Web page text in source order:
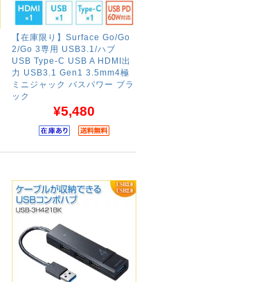
【在庫限り】Surface Go/Go
2/Go 3専用 USB3.1/ハブ
USB Type-C USB A HDMI出
力 USB3.1 Gen1 3.5mm4極
ミニジャック バスパワー ブラ
ック
¥5,480